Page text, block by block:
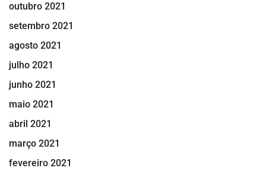
outubro 2021
setembro 2021
agosto 2021
julho 2021
junho 2021
maio 2021
abril 2021
março 2021
fevereiro 2021